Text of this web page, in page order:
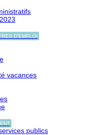
D'EMPLOI
vacances
publics